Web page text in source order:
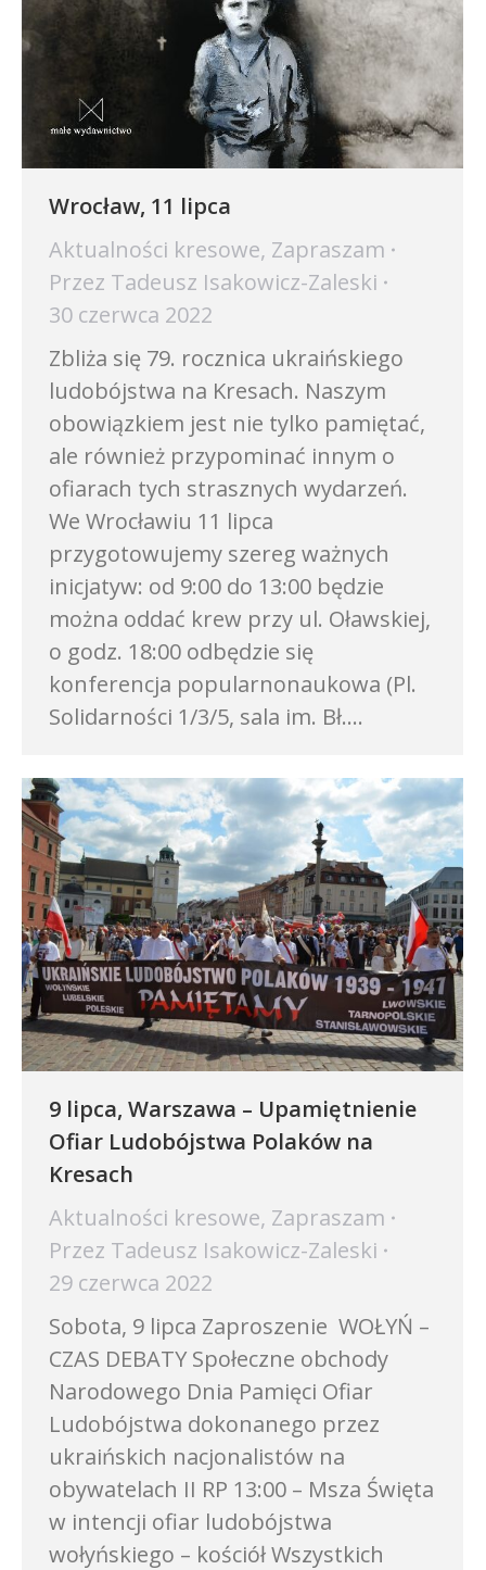
Wrocław, 11 lipca
Aktualności kresowe, Zapraszam
Przez Tadeusz Isakowicz-Zaleski
30 czerwca 2022
Zbliża się 79. rocznica ukraińskiego
ludobójstwa na Kresach. Naszym
obowiązkiem jest nie tylko pamiętać,
ale również przypominać innym o
ofiarach tych strasznych wydarzeń.
We Wrocławiu 11 lipca
przygotowujemy szereg ważnych
inicjatyw: od 9:00 do 13:00 będzie
można oddać krew przy ul. Oławskiej,
o godz. 18:00 odbędzie się
konferencja popularnonaukowa (Pl.
Solidarności 1/3/5, sala im. Bł.…
9 lipca, Warszawa – Upamiętnienie
Ofiar Ludobójstwa Polaków na
Kresach
Aktualności kresowe, Zapraszam
Przez Tadeusz Isakowicz-Zaleski
29 czerwca 2022
Sobota, 9 lipca Zaproszenie WOŁYŃ –
CZAS DEBATY Społeczne obchody
Narodowego Dnia Pamięci Ofiar
Ludobójstwa dokonanego przez
ukraińskich nacjonalistów na
obywatelach II RP 13:00 – Msza Święta
w intencji ofiar ludobójstwa
wołyńskiego – kościół Wszystkich